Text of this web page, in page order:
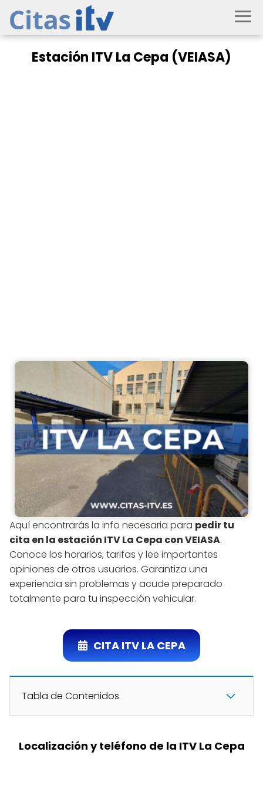
Estación ITV La Cepa (VEIASA)
Aquí encontrarás la info necesaria para pedir tu
cita en la estación ITV La Cepa con VEIASA.
Conoce los horarios, tarifas y lee importantes
opiniones de otros usuarios. Garantiza una
experiencia sin problemas y acude preparado
totalmente para tu inspección vehicular.
CITA ITV LA CEPA
Tabla de Contenidos
Localización y teléfono de la ITV La Cepa